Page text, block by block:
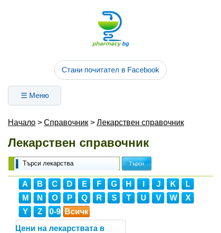
Стани почитател в Facebook
☰ Меню
Начало > Справочник > Лекарствен справочник
Лекарствен справочник
A B C D E F G H J K
L
M
N O P Q R S T U V W
X
Y
Z 0-9 Всичк
и
Цени на лекарствата в